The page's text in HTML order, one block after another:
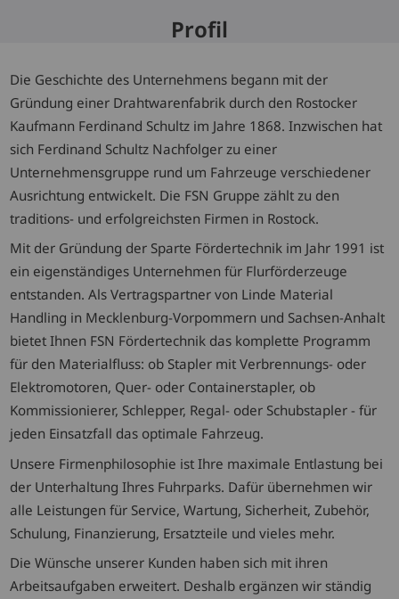
Profil
Die Geschichte des Unternehmens begann mit der
Gründung einer Drahtwarenfabrik durch den Rostocker
Kaufmann Ferdinand Schultz im Jahre 1868. Inzwischen hat
sich Ferdinand Schultz Nachfolger zu einer
Unternehmensgruppe rund um Fahrzeuge verschiedener
Ausrichtung entwickelt. Die FSN Gruppe zählt zu den
traditions- und erfolgreichsten Firmen in Rostock.
Mit der Gründung der Sparte Fördertechnik im Jahr 1991 ist
ein eigenständiges Unternehmen für Flurförderzeuge
entstanden. Als Vertragspartner von Linde Material
Handling in Mecklenburg-Vorpommern und Sachsen-Anhalt
bietet Ihnen FSN Fördertechnik das komplette Programm
für den Materialfluss: ob Stapler mit Verbrennungs- oder
Elektromotoren, Quer- oder Containerstapler, ob
Kommissionierer, Schlepper, Regal- oder Schubstapler - für
jeden Einsatzfall das optimale Fahrzeug.
Unsere Firmenphilosophie ist Ihre maximale Entlastung bei
der Unterhaltung Ihres Fuhrparks. Dafür übernehmen wir
alle Leistungen für Service, Wartung, Sicherheit, Zubehör,
Schulung, Finanzierung, Ersatzteile und vieles mehr.
Die Wünsche unserer Kunden haben sich mit ihren
Arbeitsaufgaben erweitert. Deshalb ergänzen wir ständig